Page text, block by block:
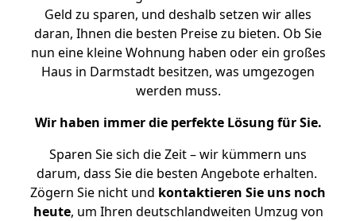
Geld zu sparen, und deshalb setzen wir alles
daran, Ihnen die besten Preise zu bieten. Ob Sie
nun eine kleine Wohnung haben oder ein großes
Haus in Darmstadt besitzen, was umgezogen
werden muss.
Wir haben immer die perfekte Lösung für Sie.
Sparen Sie sich die Zeit – wir kümmern uns
darum, dass Sie die besten Angebote erhalten.
Zögern Sie nicht und kontaktieren Sie uns noch
heute, um Ihren deutschlandweiten Umzug von